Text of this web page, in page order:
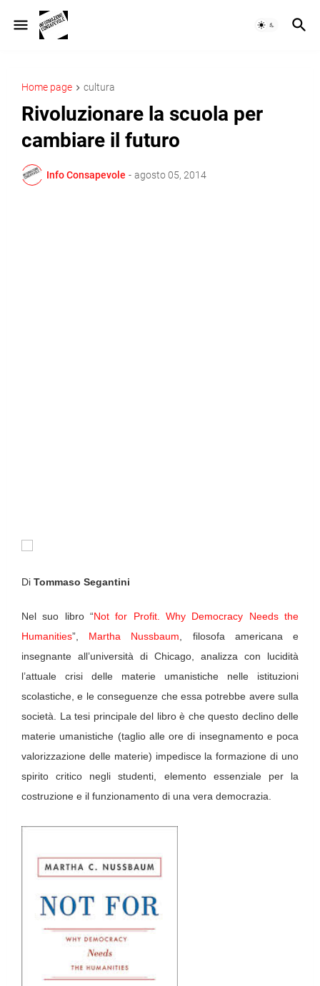
Home page cultura
Rivoluzionare la scuola per
cambiare il futuro
Info Consapevole - agosto 05, 2014
Di Tommaso Segantini
Nel suo libro “Not for Profit. Why Democracy Needs the
Humanities”, Martha Nussbaum, filosofa americana e
insegnante all’università di Chicago, analizza con lucidità
l’attuale crisi delle materie umanistiche nelle istituzioni
scolastiche, e le conseguenze che essa potrebbe avere sulla
società. La tesi principale del libro è che questo declino delle
materie umanistiche (taglio alle ore di insegnamento e poca
valorizzazione delle materie) impedisce la formazione di uno
spirito critico negli studenti, elemento essenziale per la
costruzione e il funzionamento di una vera democrazia.